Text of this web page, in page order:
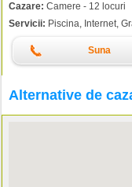
Cazare: Camere - 12 locuri
Servicii: Piscina, Internet,
Suna
Alternative de